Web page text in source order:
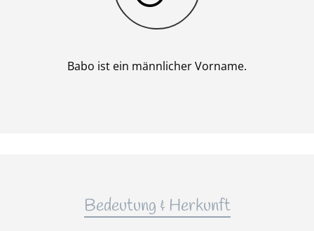
Babo ist ein männlicher Vorname.
Bedeutung & Herkunft